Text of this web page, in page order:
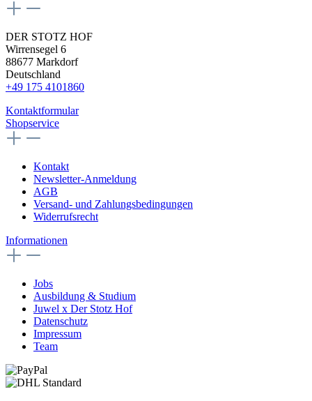
DER STOTZ HOF
Wirrensegel 6
88677 Markdorf
Deutschland
+49 175 4101860
Kontaktformular
Shopservice
Kontakt
Newsletter-Anmeldung
AGB
Versand- und Zahlungsbedingungen
Widerrufsrecht
Informationen
Jobs
Ausbildung & Studium
Juwel x Der Stotz Hof
Datenschutz
Impressum
Team